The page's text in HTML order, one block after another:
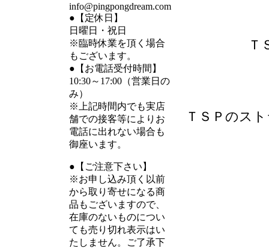
info@pingpongdream.com
●【定休日】
日曜日・祝日
※臨時休業を頂く場合
もございます。
●【お電話受付時間】
10:30～17:00（営業日の
み）
※上記時間内でも実店
舗での接客等によりお
電話に出れない場合も
御座います。
●【ご注意下さい】
※お申し込み頂く以前
から取り寄せになる商
品もございますので、
在庫のないものについ
ても売り切れ表示はい
たしません。ご了承下
Ｔ
ＴＳＰのス